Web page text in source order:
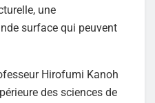
une
surface qui peuvent
Hirofumi Kanoh
des sciences de